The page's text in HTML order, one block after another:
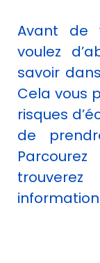
Avant de
voulez
savoir
Cela vous
risques
de